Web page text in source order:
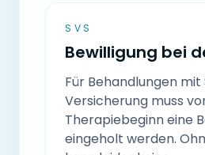
SVS
Bewilligung bei
Für Behandlungen mit
Versicherung muss
Therapiebeginn eine
eingeholt werden.